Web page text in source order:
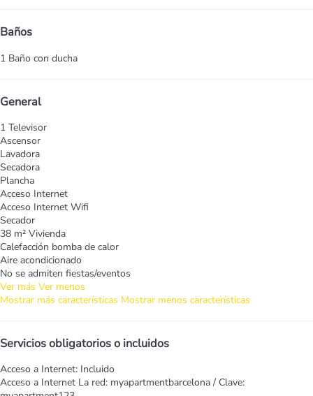
Baños
1 Baño con ducha
General
1 Televisor
Ascensor
Lavadora
Secadora
Plancha
Acceso Internet
Acceso Internet Wifi
Secador
38 m² Vivienda
Calefacción bomba de calor
Aire acondicionado
No se admiten fiestas/eventos
Ver más Ver menos
Mostrar más características Mostrar menos características
Servicios obligatorios o incluidos
Acceso a Internet: Incluido
Acceso a Internet La red: myapartmentbarcelona / Clave: